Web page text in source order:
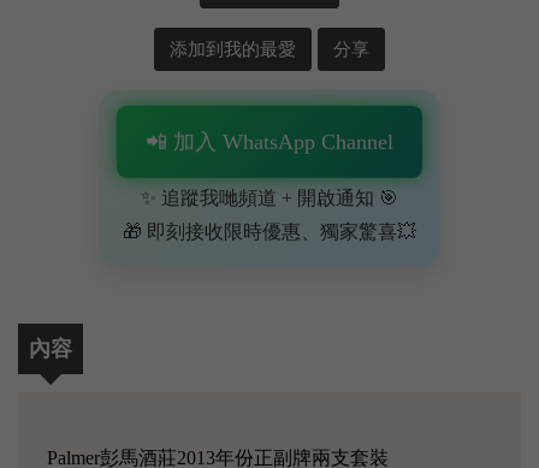
添加到我的最愛 分享
📲 加入 WhatsApp Channel
✨ 追蹤我哋頻道 + 開啟通知 🎯
🎁 即刻接收限時優惠、獨家驚喜💥
內容
Palmer彭馬酒莊2013年份正副牌兩支套裝